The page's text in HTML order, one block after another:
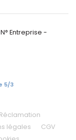
Entreprise -
5/3
légales
CGV